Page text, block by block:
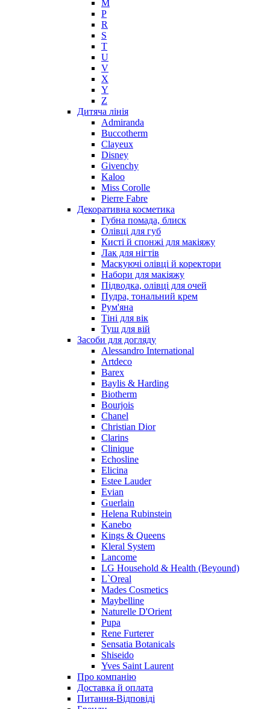
M
P
R
S
T
U
V
X
Y
Z
Дитяча лінія
Admiranda
Buccotherm
Clayeux
Disney
Givenchy
Kaloo
Miss Corolle
Pierre Fabre
Декоративна косметика
Губна помада, блиск
Олівці для губ
Кисті й спонжі для макіяжу
Лак для нігтів
Маскуючі олівці й коректори
Набори для макіяжу
Підводка, олівці для очей
Пудра, тональний крем
Рум'яна
Тіні для вік
Туш для вій
Засоби для догляду
Alessandro International
Artdeco
Barex
Baylis & Harding
Biotherm
Bourjois
Chanel
Christian Dior
Clarins
Clinique
Echosline
Elicina
Estee Lauder
Evian
Guerlain
Helena Rubinstein
Kanebo
Kings & Queens
Kleral System
Lancome
LG Household & Health (Beyound)
L`Oreal
Mades Cosmetics
Maybelline
Naturelle D'Orient
Pupa
Rene Furterer
Sensatia Botanicals
Shiseido
Yves Saint Laurent
Про компанію
Доставка й оплата
Питання-Відповіді